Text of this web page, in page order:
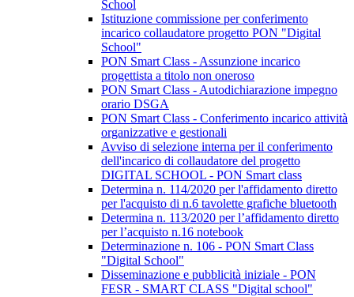
School
Istituzione commissione per conferimento
incarico collaudatore progetto PON "Digital
School"
PON Smart Class - Assunzione incarico
progettista a titolo non oneroso
PON Smart Class - Autodichiarazione impegno
orario DSGA
PON Smart Class - Conferimento incarico attività
organizzative e gestionali
Avviso di selezione interna per il conferimento
dell'incarico di collaudatore del progetto
DIGITAL SCHOOL - PON Smart class
Determina n. 114/2020 per l'affidamento diretto
per l'acquisto di n.6 tavolette grafiche bluetooth
Determina n. 113/2020 per l’affidamento diretto
per l’acquisto n.16 notebook
Determinazione n. 106 - PON Smart Class
"Digital School"
Disseminazione e pubblicità iniziale - PON
FESR - SMART CLASS "Digital school"